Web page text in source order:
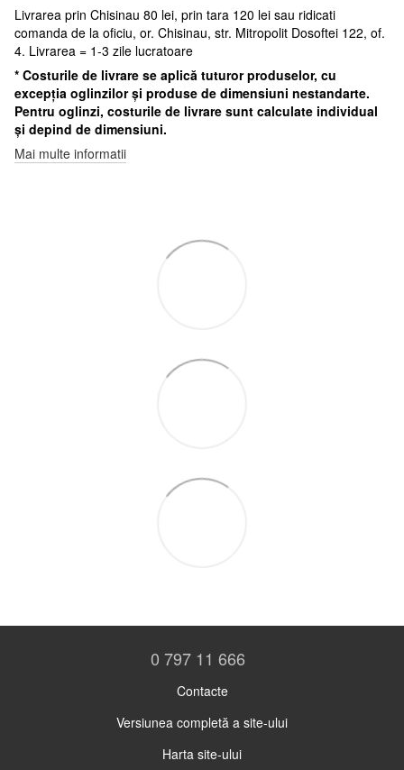
Livrarea prin Chisinau 80 lei, prin tara 120 lei sau ridicati
comanda de la oficiu, or. Chisinau, str. Mitropolit Dosoftei 122, of.
4. Livrarea = 1-3 zile lucratoare
* Costurile de livrare se aplică tuturor produselor, cu
excepția oglinzilor și produse de dimensiuni nestandarte.
Pentru oglinzi, costurile de livrare sunt calculate individual
și depind de dimensiuni.
Mai multe informatii
0 797 11 666
Contacte
Versiunea completă a site-ului
Harta site-ului